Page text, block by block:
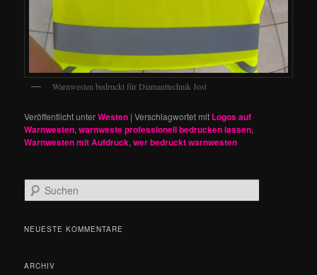
Warnwesten bedruckt für Diamanttechnik Jost
Veröffentlicht unterWesten |Verschlagwortet mit Logos auf
Warnwesten,warnweste professionell bedrucken lassen,
Warnwesten mit Aufdruck,wer bedruckt warnwesten
u
h
NEUESTE KOMMENTARE
ARCHIV